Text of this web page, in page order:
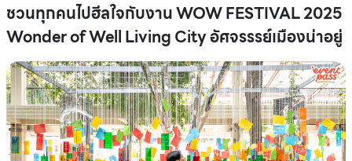
ชวนทุกคนไปฮีลใจกับงาน WOW FESTIVAL 2025
Wonder of Well Living City อัศจรรรย์เมืองน่าอยู่